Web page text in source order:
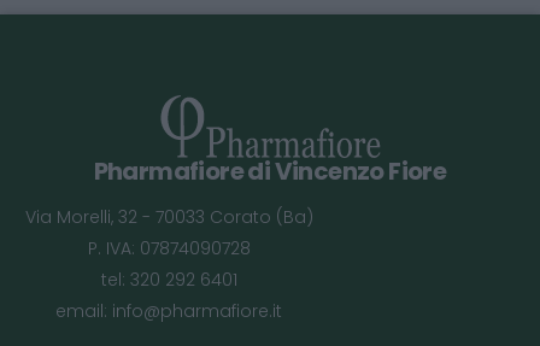
Pharmafiore di Vincenzo Fiore
Via Morelli, 32 - 70033 Corato (Ba)
P. IVA: 07874090728
tel: 320 292 6401
email: info@pharmafiore.it